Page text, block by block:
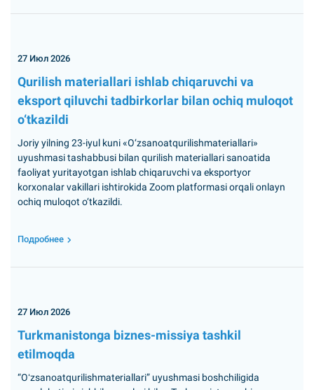
27 Июл 2026
Qurilish materiallari ishlab chiqaruvchi va
eksport qiluvchi tadbirkorlar bilan ochiq muloqot
o‘tkazildi
Joriy yilning 23-iyul kuni «O‘zsanoatqurilishmateriallari»
uyushmasi tashabbusi bilan qurilish materiallari sanoatida
faoliyat yuritayotgan ishlab chiqaruvchi va eksportyor
korxonalar vakillari ishtirokida Zoom platformasi orqali onlayn
ochiq muloqot o‘tkazildi.
Подробнее
27 Июл 2026
Turkmanistonga biznes-missiya tashkil
etilmoqda
“Oʻzsanoatqurilishmateriallari” uyushmasi boshchiligida